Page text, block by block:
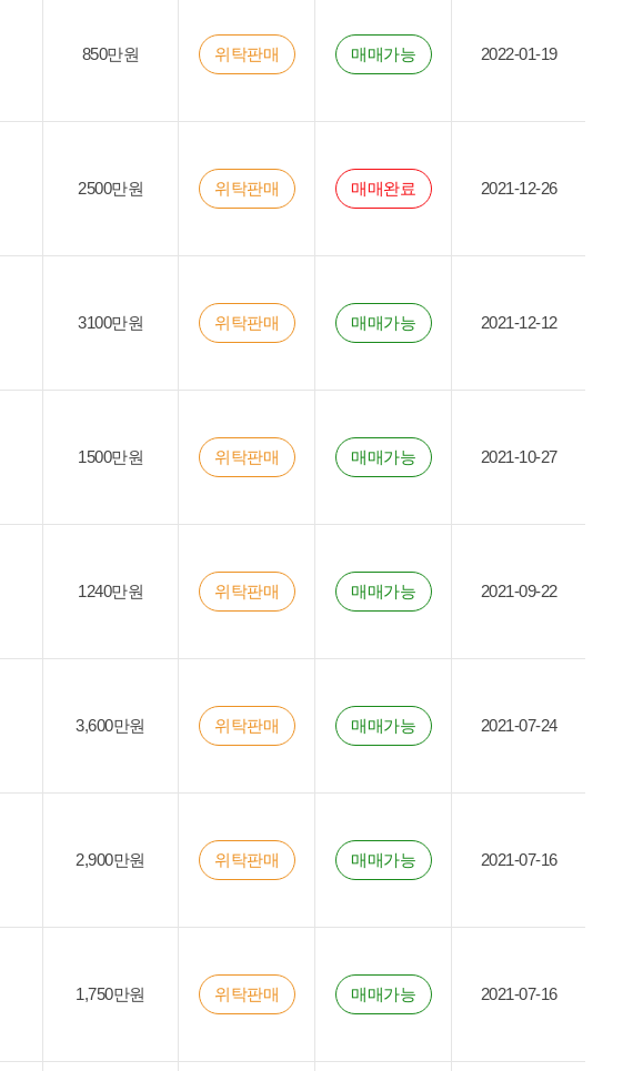
850만원 위탁판매 매매가능 2022-01-19
2500만원 위탁판매 매매완료 2021-12-26
3100만원 위탁판매 매매가능 2021-12-12
1500만원 위탁판매 매매가능 2021-10-27
1240만원 위탁판매 매매가능 2021-09-22
3,600만원 위탁판매 매매가능 2021-07-24
2,900만원 위탁판매 매매가능 2021-07-16
1,750만원 위탁판매 매매가능 2021-07-16